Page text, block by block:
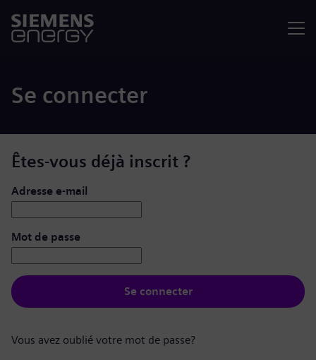
Se connecter
Êtes-vous déjà inscrit ?
Se connecter : nom d’utilisateur et mot de passe
Adresse e-mail
Mot de passe
Se connecter
Vous avez oublié votre mot de passe?